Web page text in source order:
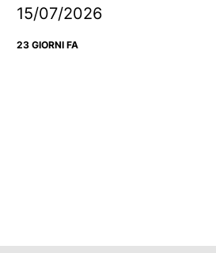
15/07/2026
23 GIORNI FA